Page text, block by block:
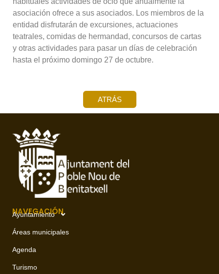
asociación ofrece a sus asociados. Los miembros de la
entidad disfrutarán de excursiones, actuaciones
teatrales, comidas de hermandad, concursos de cartas
y otras actividades para pasar un días de celebración
hasta el próximo domingo 27 de octubre.
ATRÁS
NAVEGACIÓN
Ayuntamiento
Áreas municipales
Agenda
Turismo